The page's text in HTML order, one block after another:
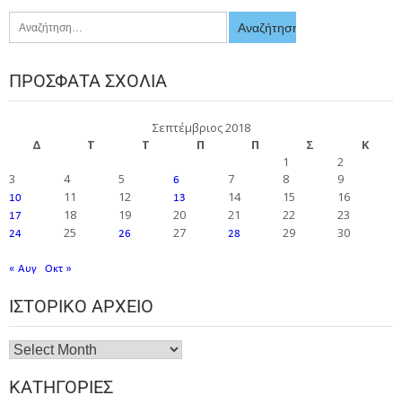
ΠΡΌΣΦΑΤΑ ΣΧΌΛΙΑ
Σεπτέμβριος 2018
Δ
Τ Τ Π Π Σ
Κ
1
2
3
4 5 6 7 8 9
10 11 12 13 14 15 16
17 18 19 20 21 22 23
24 25 26 27 28 29 30
« Αυγ Οκτ »
ΙΣΤΟΡΙΚΌ ΑΡΧΕΊΟ
ΚΑΤΗΓΟΡΊΕΣ